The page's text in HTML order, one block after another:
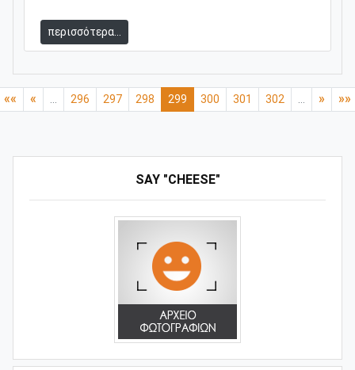
SAY "CHEESE"
περισσότερα...
«« « 296 297 298 299 300 301 302 » »»